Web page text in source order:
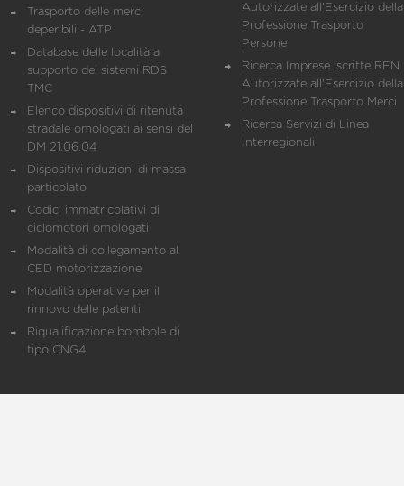
Trasporto delle merci
deperibili - ATP
Database delle località a
supporto dei sistemi RDS
TMC
Elenco dispositivi di ritenuta
stradale omologati ai sensi del
DM 21.06.04
Dispositivi riduzioni di massa
particolato
Codici immatricolativi di
ciclomotori omologati
Modalità di collegamento al
CED motorizzazione
Modalità operative per il
rinnovo delle patenti
Riqualificazione bombole di
tipo CNG4
Autorizzate all'Esercizio della
Professione Trasporto
Persone
Ricerca Imprese iscritte REN
Autorizzate all'Esercizio della
Professione Trasporto Merci
Ricerca Servizi di Linea
Interregionali